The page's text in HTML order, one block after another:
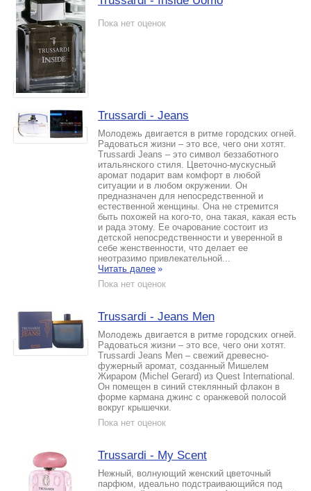
Пока нет оценок
Trussardi - Jeans
Молодежь двигается в ритме городских огней.
Радоваться жизни – это все, чего они хотят.
Trussardi Jeans – это символ беззаботного
итальянского стиля. Цветочно-мускусный
аромат подарит вам комфорт в любой
ситуации и в любом окружении. Он
предназначен для непосредственной и
естественной женщины. Она не стремится
быть похожей на кого-то, она такая, какая есть
и рада этому. Ее очарование состоит из
детской непосредственности и уверенной в
себе женственности, что делает ее
неотразимо привлекательной...
Читать далее »
Пока нет оценок
Trussardi - Jeans Men
Молодежь двигается в ритме городских огней.
Радоваться жизни – это все, чего они хотят.
Trussardi Jeans Men – свежий древесно-
фужерный аромат, созданный Мишелем
Жираром (Michel Gerard) из Quest International.
Он помещен в синий стеклянный флакон в
форме кармана джинс с оранжевой полосой
вокруг крышечки.
Пока нет оценок
Trussardi - My Scent
Нежный, волнующий женский цветочный
парфюм, идеально подстраивающийся под